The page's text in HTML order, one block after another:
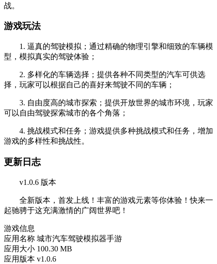
战。
游戏玩法
1. 逼真的驾驶模拟；通过精确的物理引擎和细致的车辆模
型，模拟真实的驾驶体验；
2. 多样化的车辆选择；提供各种不同类型的汽车可供选
择，玩家可以根据自己的喜好来驾驶不同的车辆；
3. 自由度高的城市探索；提供开放世界的城市环境，玩家
可以自由驾驶探索城市的各个角落；
4. 挑战模式和任务；游戏提供多种挑战模式和任务，增加
游戏的多样性和挑战性。
更新日志
v1.0.6 版本
全新版本，首发上线！丰富的游戏元素等你体验！快来一
起驰骋于这充满激情的广阔世界吧！
游戏信息
应用名称 城市汽车驾驶模拟器手游
应用大小 100.30 MB
应用版本 v1.0.6